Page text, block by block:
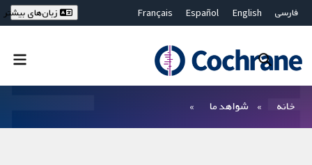
فارسی English
Español
Français
Bahasa Malaysia
ไทย
繁體中文
زبان‌های بیشتر
خانه شواهد ما